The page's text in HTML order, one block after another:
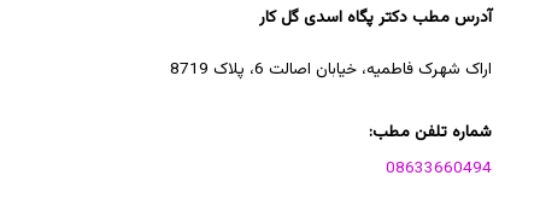
آدرس مطب دکتر پگاه اسدی گل کار
اراک شهرک فاطمیه، خیابان اصالت 6، پلاک 8719
شماره تلفن مطب:
08633660494